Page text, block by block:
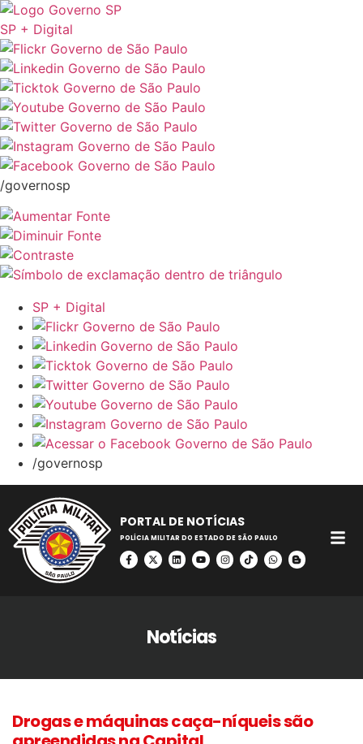
SP + Digital
/governosp
SP + Digital
/governosp
PORTAL DE NOTÍCIAS
POLÍCIA MILITAR DO ESTADO DE SÃO PAULO
Notícias
Drogas e máquinas caça-níqueis são